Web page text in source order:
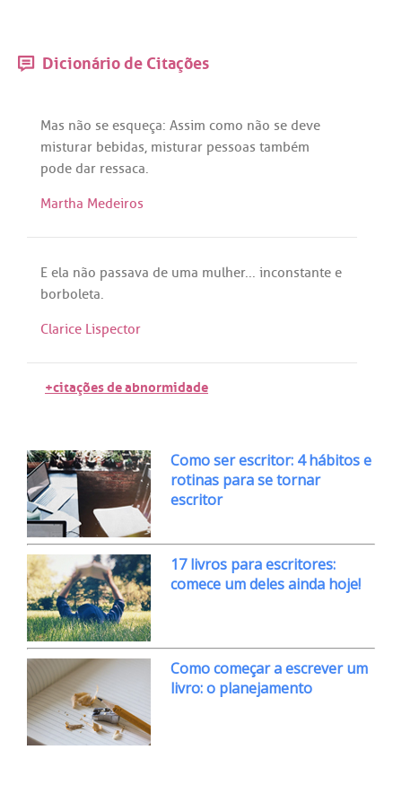
Dicionário de Citações
Mas não se esqueça: Assim como não se deve
misturar bebidas, misturar pessoas também
pode dar ressaca.
Martha Medeiros
E ela não passava de uma mulher... inconstante e
borboleta.
Clarice Lispector
+citações de abnormidade
Como ser escritor: 4 hábitos e
rotinas para se tornar
escritor
17 livros para escritores:
comece um deles ainda hoje!
Como começar a escrever um
livro: o planejamento